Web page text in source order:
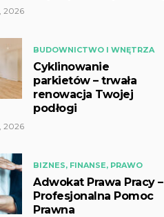
2026
BUDOWNICTWO I WNĘTRZA
Cyklinowanie
parkietów – trwała
renowacja Twojej
podłogi
2026
BIZNES, FINANSE, PRAWO
Adwokat Prawa Pracy –
Profesjonalna Pomoc
Prawna